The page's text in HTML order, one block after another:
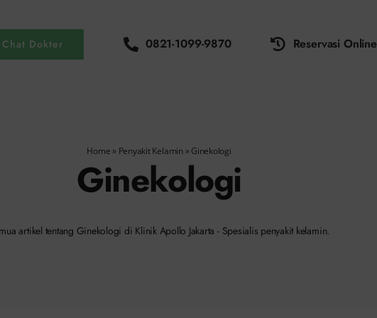
Chat Dokter 0821-1099-9870 Reservasi Online
Home » Penyakit Kelamin» Ginekologi
Ginekologi
artikel tentang Ginekologi di Klinik Apollo Jakarta - Spesialis penyakit kelamin.